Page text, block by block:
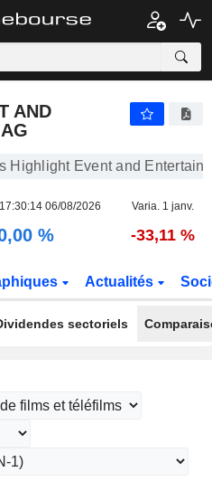
AND
Highlight Event and
17:30:14 06/08/2026 Varia. 1 janv.
% -33,11 %
Actualités
sectoriels